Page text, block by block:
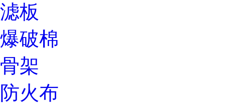
滤板
爆破棉
骨架
防火布